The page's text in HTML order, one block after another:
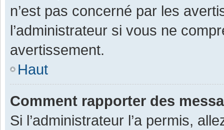
n’est pas concerné par les
l’administrateur si vous ne
avertissement.
Haut
Comment rapporter des
Si l’administrateur l’a permis,